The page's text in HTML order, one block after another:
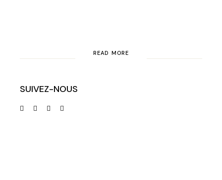
READ MORE
SUIVEZ-NOUS